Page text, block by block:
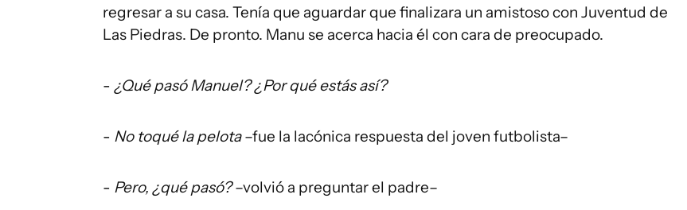
regresar a su casa. Tenía que aguardar que finalizara un amistoso con Juventud de
Las Piedras. De pronto. Manu se acerca hacia él con cara de preocupado.
- ¿Qué pasó Manuel? ¿Por qué estás así?
- No toqué la pelota–fue la lacónica respuesta del joven futbolista–
- Pero, ¿qué pasó?–volvió a preguntar el padre–